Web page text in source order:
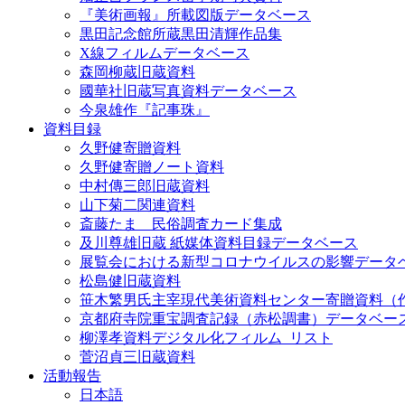
『美術画報』所載図版データベース
黒田記念館所蔵黒田清輝作品集
X線フィルムデータベース
森岡柳蔵旧蔵資料
國華社旧蔵写真資料データベース
今泉雄作『記事珠』
資料目録
久野健寄贈資料
久野健寄贈ノート資料
中村傳三郎旧蔵資料
山下菊二関連資料
斎藤たま 民俗調査カード集成
及川尊雄旧蔵 紙媒体資料目録データベース
展覧会における新型コロナウイルスの影響データ
松島健旧蔵資料
笹木繁男氏主宰現代美術資料センター寄贈資料（
京都府寺院重宝調査記録（赤松調書）データベー
柳澤孝資料デジタル化フィルム_リスト
菅沼貞三旧蔵資料
活動報告
日本語